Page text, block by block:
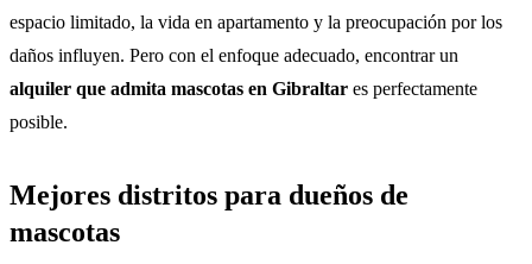
espacio limitado, la vida en apartamento y la preocupación por los
daños influyen. Pero con el enfoque adecuado, encontrar un
alquiler que admita mascotas en Gibraltar es perfectamente
posible.
Mejores distritos para dueños de
mascotas